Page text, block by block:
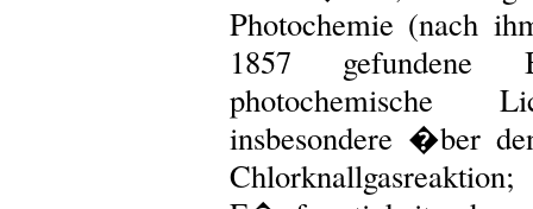
Photochemie (nach
1857 gefundene
photochemische
insbesondere �ber